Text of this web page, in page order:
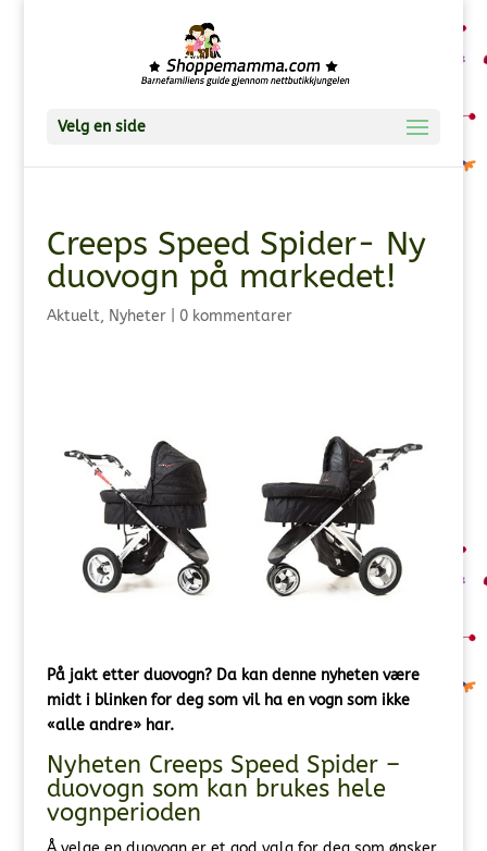
Velg en side
Creeps Speed Spider- Ny
duovogn på markedet!
Aktuelt, Nyheter| 0 kommentarer
På jakt etter duovogn? Da kan denne nyheten være
midt i blinken for deg som vil ha en vogn som ikke
«alle andre» har.
Nyheten Creeps Speed Spider –
duovogn som kan brukes hele
vognperioden